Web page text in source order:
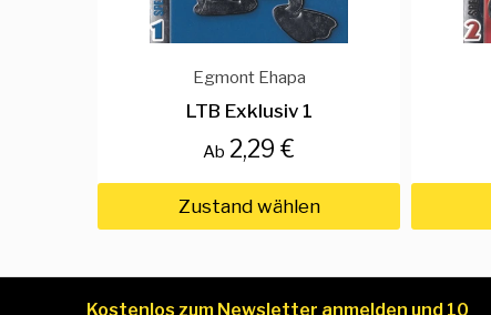
Egmont Ehapa
LTB Exklusiv 1
Ab 2,29 €
Zustand wählen
Kostenlos zum Newsletter anmelden und 10